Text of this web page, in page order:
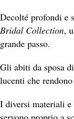
Decolté profondi e
Bridal Collection,
grande passo.
Gli abiti da sposa
lucenti che
I diversi materiali